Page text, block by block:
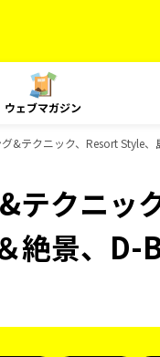
ウェブマガジン
&テクニック、Resort Style
クニッ
絶景、